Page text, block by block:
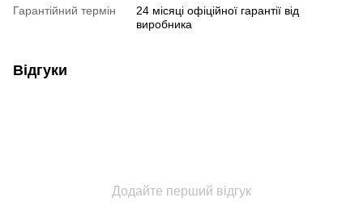
Гарантійний термін
24 місяці офіційної гарантії від
виробника
Відгуки
Додайте перший відгук